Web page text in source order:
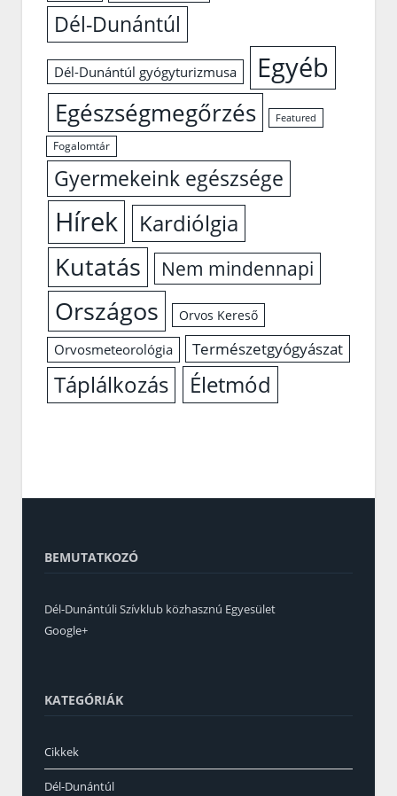
Dél-Dunántúl
Dél-Dunántúl gyógyturizmusa Egyéb
Egészségmegőrzés Featured
Fogalomtár
Gyermekeink egészsége
Hírek Kardiólgia
Kutatás Nem mindennapi
Országos Orvos Kereső
Orvosmeteorológia Természetgyógyászat
Táplálkozás Életmód
BEMUTATKOZÓ
Dél-Dunántúli Szívklub közhasznú Egyesület
Google+
KATEGÓRIÁK
Cikkek
Dél-Dunántúl